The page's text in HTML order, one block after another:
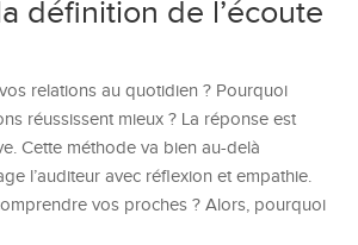
définition de l’écoute
relations au quotidien ? Pourquoi
réussissent mieux ? La réponse est
Cette méthode va bien au-delà
l’auditeur avec réflexion et empathie.
vos proches ? Alors, pourquoi